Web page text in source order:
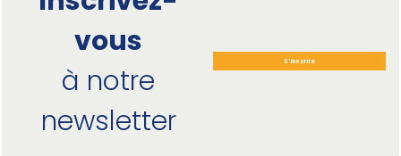
vous
à notre
newsletter
S'inscrire